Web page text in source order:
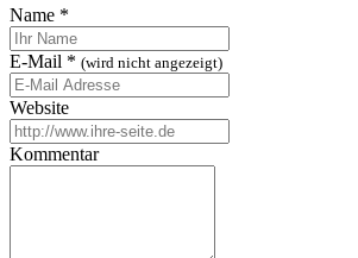
Name *
E-Mail * (wird nicht angezeigt)
Website
Kommentar